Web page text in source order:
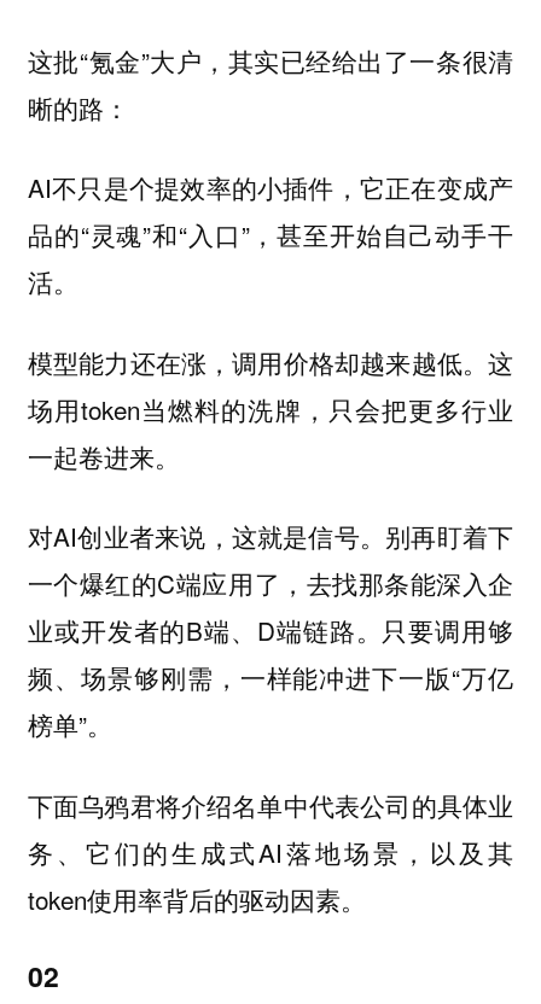
这批“氪金”大户，其实已经给出了一条很清
晰的路：
AI不只是个提效率的小插件，它正在变成产
品的“灵魂”和“入口”，甚至开始自己动手干
活。
模型能力还在涨，调用价格却越来越低。这
场用token当燃料的洗牌，只会把更多行业
一起卷进来。
对AI创业者来说，这就是信号。别再盯着下
一个爆红的C端应用了，去找那条能深入企
业或开发者的B端、D端链路。只要调用够
频、场景够刚需，一样能冲进下一版“万亿
榜单”。
下面乌鸦君将介绍名单中代表公司的具体业
务、它们的生成式AI落地场景，以及其
token使用率背后的驱动因素。
02